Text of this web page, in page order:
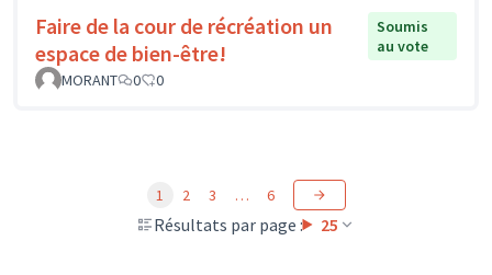
Faire de la cour de récréation un
espace de bien-être!
Soumis
au vote
MORANT
0 0
Résultats par page : 25
1 2 3 … 6